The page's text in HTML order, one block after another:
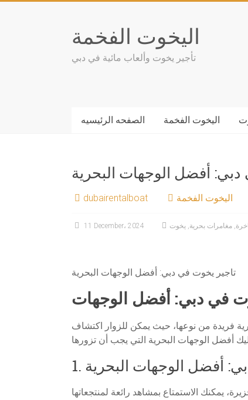
اليخوت الفخمة
تأجير يخوت وألعاب مائية في دبي
الصفحه الرئيسيه اليخوت الفخمة
أفضل الوجهات البحرية
dubairentalboat اليخوت الفخمة
11 December، 2024 , مغامرات بحرية, يخوت
تاجير يخوت في دبي: أفضل الوجهات البحرية
في دبي: أفضل الوجهات
فريدة من نوعها، حيث يمكن للزوار اكتشاف
1. أفضل الوجهات البحرية
يمكنك الاستمتاع بمشاهد رائعة لمنتجعاتها